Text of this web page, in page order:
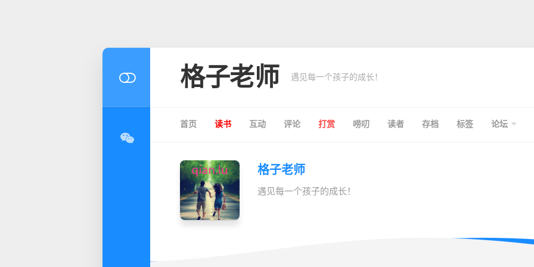
格子老师 遇见每一个孩子的成长！
首页 读书 互动 评论 打赏 唠叨 读者 存档 标签 论坛
格子老师
遇见每一个孩子的成长！